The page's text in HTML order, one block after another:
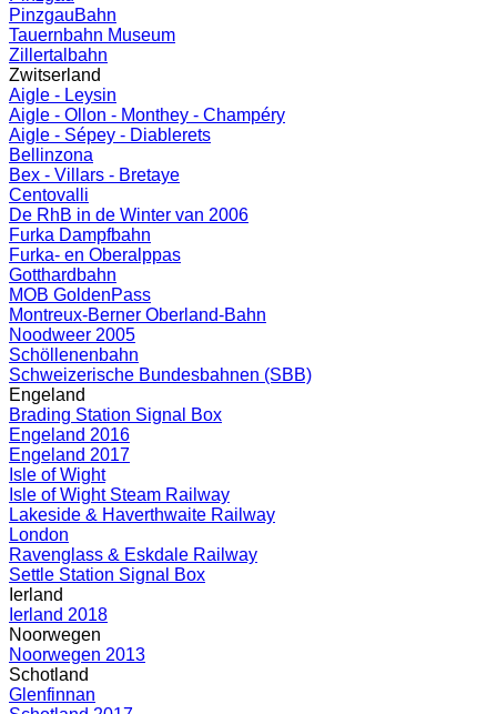
PinzgauBahn
Tauernbahn Museum
Zillertalbahn
Zwitserland
Aigle - Leysin
Aigle - Ollon - Monthey - Champéry
Aigle - Sépey - Diablerets
Bellinzona
Bex - Villars - Bretaye
Centovalli
De RhB in de Winter van 2006
Furka Dampfbahn
Furka- en Oberalppas
Gotthardbahn
MOB GoldenPass
Montreux-Berner Oberland-Bahn
Noodweer 2005
Schöllenenbahn
Schweizerische Bundesbahnen (SBB)
Engeland
Brading Station Signal Box
Engeland 2016
Engeland 2017
Isle of Wight
Isle of Wight Steam Railway
Lakeside & Haverthwaite Railway
London
Ravenglass & Eskdale Railway
Settle Station Signal Box
Ierland
Ierland 2018
Noorwegen
Noorwegen 2013
Schotland
Glenfinnan